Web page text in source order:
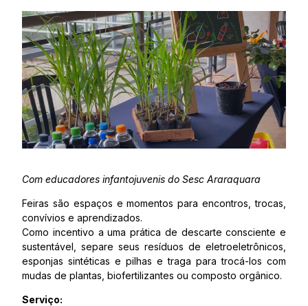
Com educadores infantojuvenis do Sesc Araraquara
Feiras são espaços e momentos para encontros, trocas,
convívios e aprendizados.
Como incentivo a uma prática de descarte consciente e
sustentável, separe seus resíduos de eletroeletrônicos,
esponjas sintéticas e pilhas e traga para trocá-los com
mudas de plantas, biofertilizantes ou composto orgânico.
Serviço: